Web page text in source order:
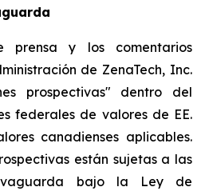
prensa y los comentarios
de ZenaTech, Inc.
prospectivas" dentro del
federales de valores de EE.
canadienses aplicables.
están sujetas a las
bajo la Ley de